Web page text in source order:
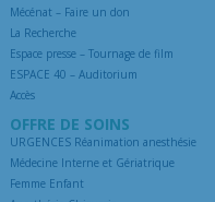
Mécénat – Faire un don
La Recherche
Espace presse – Tournage de film
ESPACE 40 – Auditorium
Accès
OFFRE DE SOINS
URGENCES Réanimation anesthésie
Médecine Interne et Gériatrique
Femme Enfant